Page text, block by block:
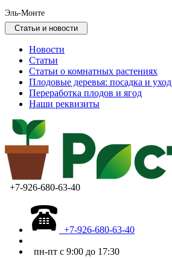
Эль-Монте
Статьи и новости
Новости
Статьи
Статьи о комнатных растениях
Плодовые деревья: посадка и уход
Переработка плодов и ягод
Наши реквизиты
+7-926-680-63-40
+7-926-680-63-40
пн-пт с 9:00 до 17:30